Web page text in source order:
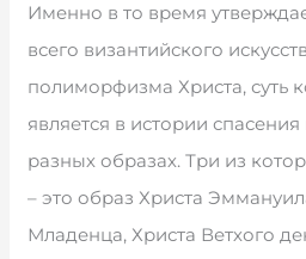
Именно в то время
всего византийского
полиморфизма Христа, суть
является в истории
разных образах. Три из
– это образ Христа
Младенца, Христа Ветхого